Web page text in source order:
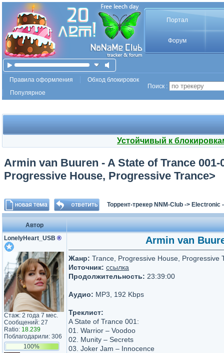
Портал
Форум
Правила оформления
Обход блокировок
Популярное
Поиск :
Устойчивый к
Armin van Buuren - A State of Trance
Progressive House, Progressive Trance>
Торрент-трекер NNM-Club -> Electronic
Автор
LonelyHeart_USB ®
Стаж: 2 года 7 мес.
Сообщений: 27
Ratio: 18.239
Поблагодарили: 306
100%
Armin van
Жанр: Trance, Progressive House, Progressive
Источник: ссылка
Продолжительность: 23:39:00
Аудио: MP3, 192 Kbps
Треклист:
A State of Trance 001:
01. Warrior – Voodoo
02. Munity – Secrets
03. Joker Jam – Innocence